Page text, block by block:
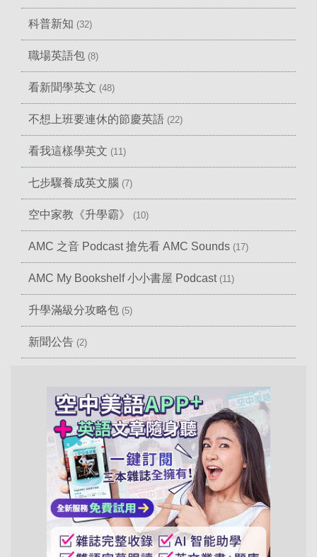
科普新知 (32)
職場英語包 (8)
看新聞學英文 (48)
不想上班要連休的節慶英語 (22)
看我這樣學英文 (11)
七步驟養成英文腦 (7)
空中家教《升學霸》 (10)
AMC 之音 Podcast 搶先看 AMC Sounds (17)
AMC My Bookshelf 小小書屋 Podcast (11)
升學滿級分攻略包 (5)
新聞公告 (2)